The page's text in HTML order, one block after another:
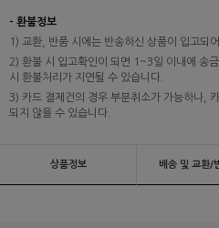
- 환불정보
1) 교환, 반품 시에는 반송하신 상품이 입고되
2) 환불 시 입고확인이 되면 1~3일 이내에 송
시 환불처리가 지연될 수 있습니다.
3) 카드 결제건의 경우 부분취소가 가능하나,
되지 않을 수 있습니다.
상품정보 배송 및 교환/